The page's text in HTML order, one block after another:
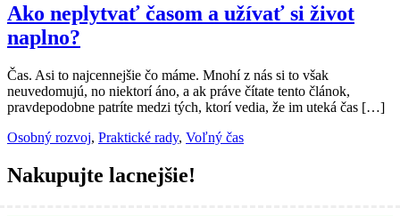
Ako neplytvať časom a užívať si život
naplno?
Čas. Asi to najcennejšie čo máme. Mnohí z nás si to však
neuvedomujú, no niektorí áno, a ak práve čítate tento článok,
pravdepodobne patríte medzi tých, ktorí vedia, že im uteká čas […]
Osobný rozvoj, Praktické rady, Voľný čas
Nakupujte lacnejšie!